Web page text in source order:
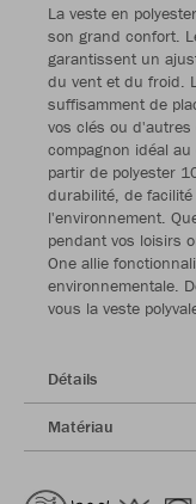
La veste en
son grand confort.
garantissent un
du vent et du froid.
suffisamment de
vos clés ou
compagnon idéal
partir de polyester
durabilité, de
l'environnement.
pendant vos loisirs
One allie
environnementale.
vous la veste
Détails
Matériau